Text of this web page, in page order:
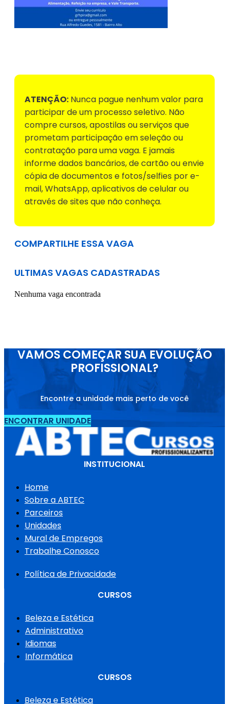
ATENÇÃO: Nunca pague nenhum valor para
participar de um processo seletivo. Não
compre cursos, apostilas ou serviços que
prometam participação em seleção ou
contratação para uma vaga. E jamais
informe dados bancários, de cartão ou envie
cópia de documentos e fotos/selfies por e-
mail, WhatsApp, aplicativos de celular ou
através de sites que não conheça.
COMPARTILHE ESSA VAGA
ULTIMAS VAGAS CADASTRADAS
Nenhuma vaga encontrada
VAMOS COMEÇAR SUA EVOLUÇÃO
PROFISSIONAL?
Encontre a unidade mais perto de você
ENCONTRAR UNIDADE
INSTITUCIONAL
Home
Sobre a ABTEC
Parceiros
Unidades
Mural de Empregos
Trabalhe Conosco
Política de Privacidade
CURSOS
Beleza e Estética
Administrativo
Idiomas
Informática
CURSOS
Beleza e Estética